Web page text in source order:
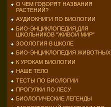
О ЧЕМ ГОВОРЯТ НАЗВАНИЯ
РАСТЕНИЙ?
АУДИОКНИГИ ПО БИОЛОГИИ
БИО-ЭНЦИКЛОПЕДИЯ ДЛЯ
ШКОЛЬНИКОВ "ЖИВОЙ МИР"
ЗООЛОГИЯ В ШКОЛЕ
БИО-ЭНЦИКЛОПЕДИЯ ЖИВОТНЫХ
К УРОКАМ БИОЛОГИИ
НАШЕ ТЕЛО
ТЕСТЫ ПО БИОЛОГИИ
ПРОГУЛКИ ПО ЛЕСУ
БИОЛОГИЧЕСКИЕ ЛЕГЕНДЫ